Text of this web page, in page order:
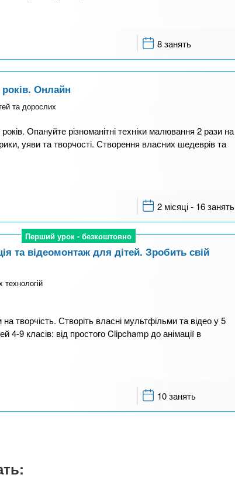
8 занять
Онлайн
та дорослих
Опануйте різноманітні техніки малювання 2 рази на
уяви та творчості. Створення власних шедеврів та
2 місяці - 16 занять
Перший урок - безкоштовно
Перший урок - безкоштовно
та відеомонтаж для дітей. Зробить свій
творчість. Створіть власні мультфільми та відео у 5
4-9 класів: від простого Clipchamp до анімації в
10 занять